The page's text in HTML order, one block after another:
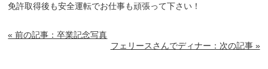
免許取得後も安全運転でお仕事も頑張って下さい！
« 前の記事：卒業記念写真
フェリースさんでディナー：次の記事 »